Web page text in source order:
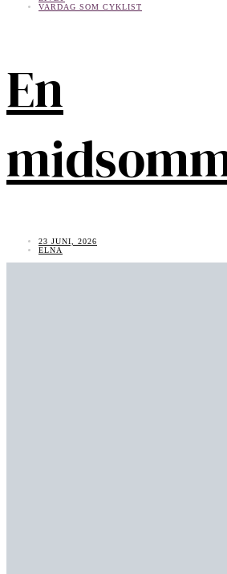
VARDAG SOM CYKLIST
En
23 JUNI, 2026
ELNA